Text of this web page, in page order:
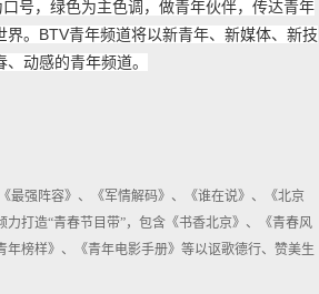
口号，绿色为主色调，做青年伙伴，传达青年
界。BTV青年频道将以新青年、新媒体、新技
动感的青年频道。
最强阵容》、《军情解码》、《谁在说》、《北京
打造“青春节目带”，包含《书香北京》、《青春风
年榜样》、《青年电影手册》等以讴歌德行、赞美生